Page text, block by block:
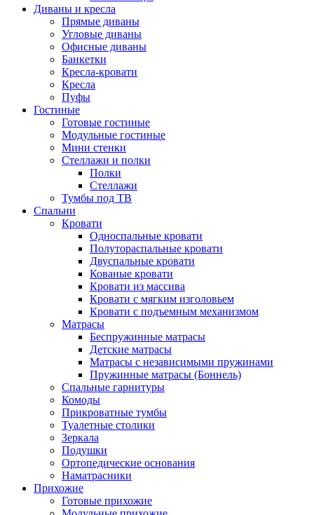
Диваны и кресла
Прямые диваны
Угловые диваны
Офисные диваны
Банкетки
Кресла-кровати
Кресла
Пуфы
Гостиные
Готовые гостиные
Модульные гостиные
Мини стенки
Стеллажи и полки
Полки
Стеллажи
Тумбы под ТВ
Спальни
Кровати
Односпальные кровати
Полутораспальные кровати
Двуспальные кровати
Кованые кровати
Кровати из массива
Кровати с мягким изголовьем
Кровати с подъемным механизмом
Матрасы
Беспружинные матрасы
Детские матрасы
Матрасы с независимыми пружинами
Пружинные матрасы (Боннель)
Спальные гарнитуры
Комоды
Прикроватные тумбы
Туалетные столики
Зеркала
Подушки
Ортопедические основания
Наматрасники
Прихожие
Готовые прихожие